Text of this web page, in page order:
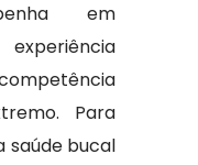
em
Para
saúde bucal